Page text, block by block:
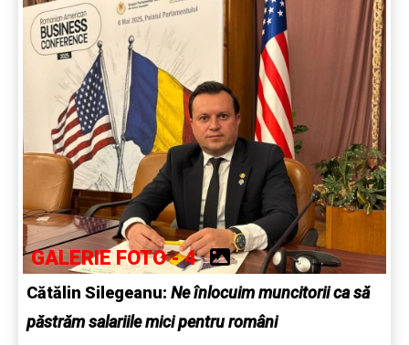
GALERIE FOTO - 4
Cătălin Silegeanu: Ne înlocuim muncitorii ca să
păstrăm salariile mici pentru români